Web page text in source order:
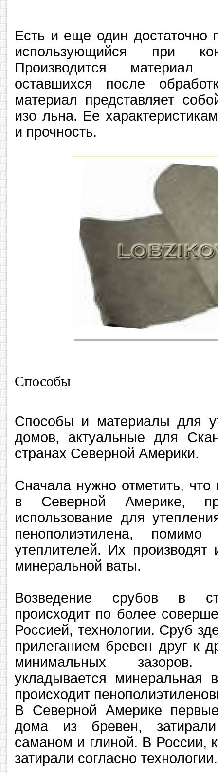
Есть и еще один достаточно
использующийся при
Производится
оставшихся после
материал представляет
изо льна. Ее
и прочность.
Способы
Способы и материалы для
домов, актуальные для
странах Северной Америки.
Сначала нужно отметить,
в Северной Америке,
использование для
пенополиэтилена,
утеплителей. Их производят
минеральной ваты.
Возведение срубов в
происходит по более
Россией, технологии. Сруб
прилеганием бревен друг к
минимальных
укладывается минеральная
происходит
В Северной Америке
дома из бревен,
саманом и глиной. В России,
затирали согласно технологии.